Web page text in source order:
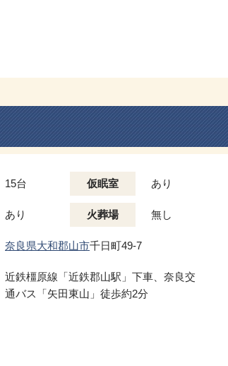
15台 仮眠室 あり
あり 火葬場 無し
奈良県大和郡山市千日町49-7
近鉄橿原線「近鉄郡山駅」下車、奈良交
通バス「矢田東山」徒歩約2分